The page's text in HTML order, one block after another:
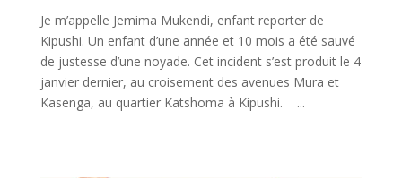
Je m’appelle Jemima Mukendi, enfant reporter de
Kipushi. Un enfant d’une année et 10 mois a été sauvé
de justesse d’une noyade. Cet incident s’est produit le 4
janvier dernier, au croisement des avenues Mura et
Kasenga, au quartier Katshoma à Kipushi. ...